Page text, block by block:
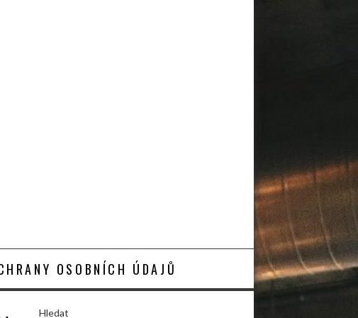
OSOBNÍCH ÚDAJŮ
Hledat